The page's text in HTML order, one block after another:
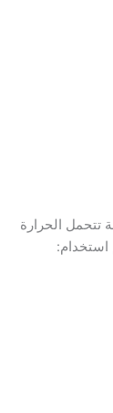
تتحمل الحرارة
استخدام: